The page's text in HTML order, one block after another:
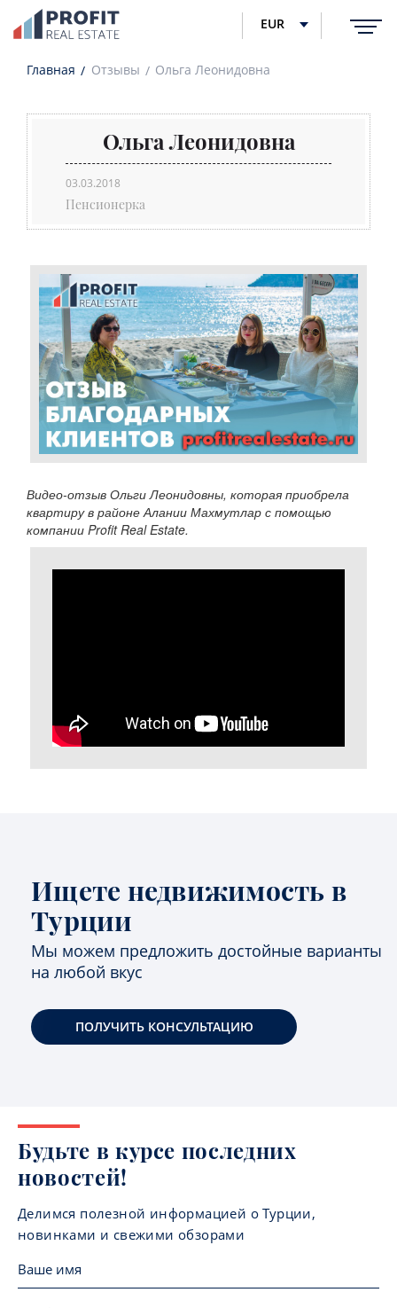
EUR
Главная Отзывы Ольга Леонидовна
Ольга Леонидовна
03.03.2018
Пенсионерка
Видео-отзыв Ольги Леонидовны, которая приобрела
квартиру в районе Алании Махмутлар с помощью
компании Profit Real Estate.
Ищете недвижимость в
Турции
Мы можем предложить достойные варианты
на любой вкус
ПОЛУЧИТЬ КОНСУЛЬТАЦИЮ
Будьте в курсе последних
новостей!
Делимся полезной информацией о Турции,
новинками и свежими обзорами